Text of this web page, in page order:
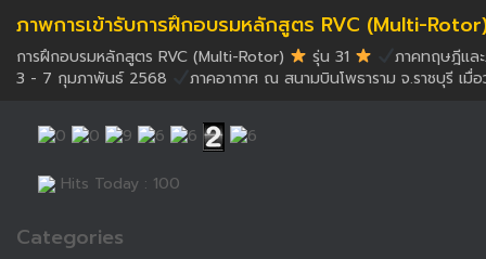
ภาพการเข้ารับการฝึกอบรมหลักสูตร RVC (Multi-
การฝึกอบรมหลักสูตร RVC (Multi-Rotor) รุ่น 31
ภาคทฤษฎีแล
3 - 7 กุมภาพันธ์ 2568
ภาคอากาศ ณ สนามบินโพธาราม จ.ราชบุรี เ
Hits Today : 100
Categories